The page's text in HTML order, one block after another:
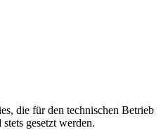
die für den technischen Betrieb
gesetzt werden.